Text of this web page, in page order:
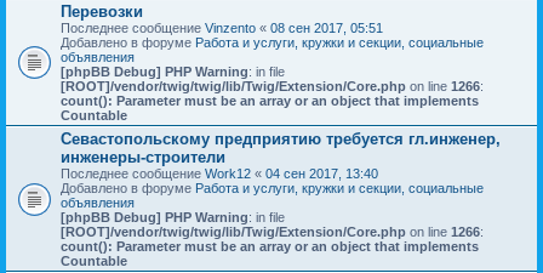
Перевозки
Последнее сообщение Vinzento « 08 сен 2017, 05:51
Добавлено в форуме Работа и услуги, кружки и секции, социальные
объявления
[phpBB Debug] PHP Warning: in file
[ROOT]/vendor/twig/twig/lib/Twig/Extension/Core.php on line 1266:
count(): Parameter must be an array or an object that implements
Countable
Севастопольскому предприятию требуется гл.инженер,
инженеры-строители
Последнее сообщение Work12 « 04 сен 2017, 13:40
Добавлено в форуме Работа и услуги, кружки и секции, социальные
объявления
[phpBB Debug] PHP Warning: in file
[ROOT]/vendor/twig/twig/lib/Twig/Extension/Core.php on line 1266:
count(): Parameter must be an array or an object that implements
Countable